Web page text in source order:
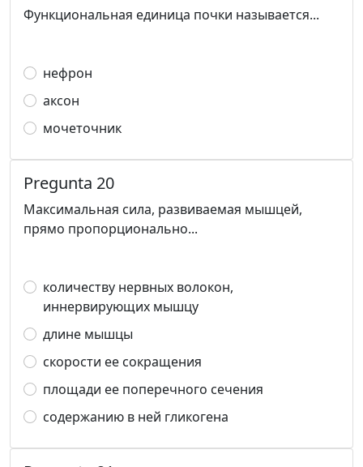
Функциональная единица почки называется...
нефрон
аксон
мочеточник
Pregunta 20
Максимальная сила, развиваемая мышцей,
прямо пропорционально...
количеству нервных волокон,
иннервирующих мышцу
длине мышцы
скорости ее сокращения
площади ее поперечного сечения
содержанию в ней гликогена